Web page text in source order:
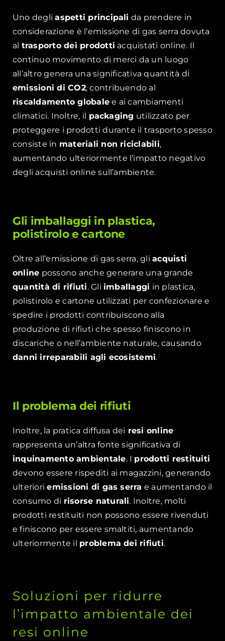
Uno degliaspetti principali da prendere in
considerazione è l’emissione di gas serra dovuta
al trasporto dei prodotti acquistati online. Il
continuo movimento di merci da un luogo
all’altro genera una significativa quantità di
emissioni di CO2, contribuendo al
riscaldamento globale e ai cambiamenti
climatici. Inoltre, il packaging utilizzato per
proteggere i prodotti durante il trasporto spesso
consiste in materiali non riciclabili,
aumentando ulteriormente l’impatto negativo
degli acquisti online sull’ambiente.
Gli imballaggi in plastica,
polistirolo e cartone
Oltre all’emissione di gas serra, gliacquisti
online possono anche generare una grande
quantità di rifiuti. Gli imballaggi in plastica,
polistirolo e cartone utilizzati per confezionare e
spedire i prodotti contribuiscono alla
produzione di rifiuti che spesso finiscono in
discariche o nell’ambiente naturale, causando
danni irreparabili agli ecosistemi.
Il problema dei rifiuti
Inoltre, la pratica diffusa dei resi online
rappresenta un’altra fonte significativa di
inquinamento ambientale. I prodotti restituiti
devono essere rispediti ai magazzini, generando
ulterioriemissioni di gas serra e aumentando il
consumo di risorse naturali. Inoltre, molti
prodotti restituiti non possono essere rivenduti
e finiscono per essere smaltiti, aumentando
ulteriormente il problema dei rifiuti.
Soluzioni per ridurre
l’impatto ambientale dei
resi online